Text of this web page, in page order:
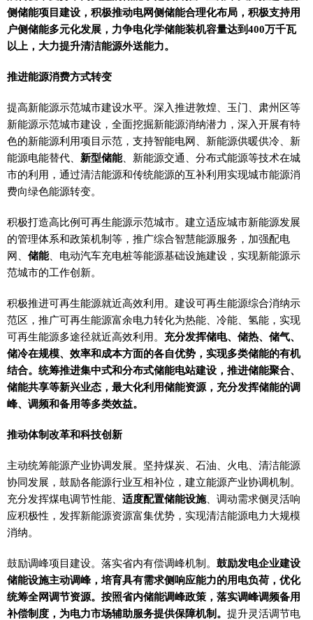
侧储能项目建设，积极推动电网侧储能合理化布局，积极支持用
户侧储能多元化发展，力争电化学储能装机容量达到400万千瓦
以上，大力提升清洁能源外送能力。
推进能源消费方式转变
提高新能源示范城市建设水平。深入推进敦煌、玉门、肃州区等
新能源示范城市建设，全面挖掘新能源消纳潜力，深入开展有特
色的新能源利用项目示范，支持智能电网、新能源供暖供冷、新
能源电能替代、 新型储能、新能源交通、分布式能源等技术在城
市的利用，通过清洁能源和传统能源的互补利用实现城市能源消
费向绿色能源转变。
积极打造高比例可再生能源示范城市。建立适应城市新能源发展
的管理体系和政策机制等，推广综合智慧能源服务，加强配电
网、 储能、电动汽车充电桩等能源基础设施建设，实现新能源示
范城市的工作创新。
积极推进可再生能源就近高效利用。建设可再生能源综合消纳示
范区，推广可再生能源富余电力转化为热能、冷能、氢能，实现
可再生能源多途径就近高效利用。 充分发挥储电、储热、储气、
储冷在规模、效率和成本方面的各自优势，实现多类储能的有机
结合。统筹推进集中式和分布式储能电站建设，推进储能聚合、
储能共享等新兴业态，最大化利用储能资源，充分发挥储能的调
峰、调频和备用等多类效益。
推动体制改革和科技创新
主动统筹能源产业协调发展。坚持煤炭、石油、火电、清洁能源
协同发展，鼓励各能源行业互相补位，建立能源产业协调机制。
充分发挥煤电调节性能、 适度配置储能设施、调动需求侧灵活响
应积极性，发挥新能源资源富集优势，实现清洁能源电力大规模
消纳。
鼓励调峰项目建设。落实省内有偿调峰机制。 鼓励发电企业建设
储能设施主动调峰，培育具有需求侧响应能力的用电负荷，优化
统筹全网调节资源。按照省内储能调峰政策，落实调峰调频备用
补偿制度，为电力市场辅助服务提供保障机制。 提升灵活调节电